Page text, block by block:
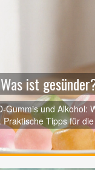
ist
und Alkohol:
Tipps für